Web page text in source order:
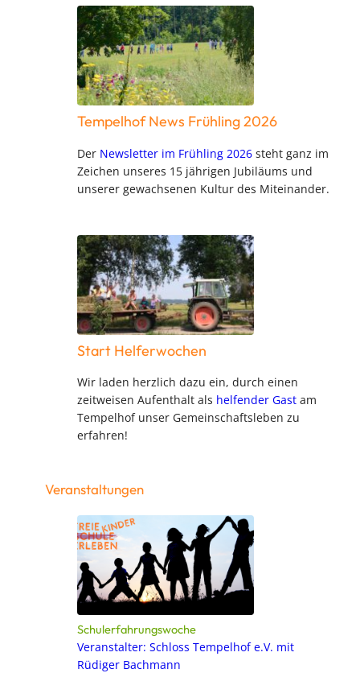
Tempelhof News Frühling 2026
Der Newsletter im Frühling 2026 steht ganz im
Zeichen unseres 15 jährigen Jubiläums und
unserer gewachsenen Kultur des Miteinander.
Start Helferwochen
Wir laden herzlich dazu ein, durch einen
zeitweisen Aufenthalt als helfender Gast am
Tempelhof unser Gemeinschaftsleben zu
erfahren!
Veranstaltungen
Schulerfahrungswoche
Veranstalter: Schloss Tempelhof e.V. mit
Rüdiger Bachmann